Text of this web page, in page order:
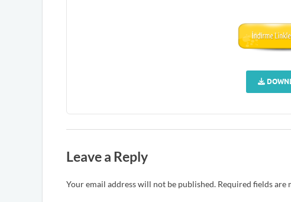
Leave a Reply
Your email address will not be published. Required fields are